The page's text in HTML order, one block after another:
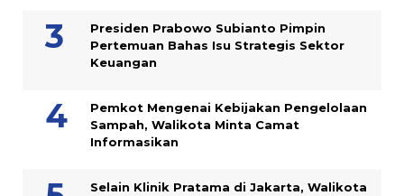
Presiden Prabowo Subianto Pimpin
Pertemuan Bahas Isu Strategis Sektor
Keuangan
Pemkot Mengenai Kebijakan Pengelolaan
Sampah, Walikota Minta Camat
Informasikan
Selain Klinik Pratama di Jakarta, Walikota